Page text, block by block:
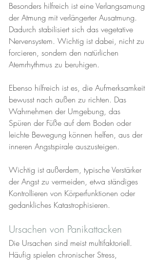
Besonders hilfreich ist eine Verlangsamung
der Atmung mit verlängerter Ausatmung.
Dadurch stabilisiert sich das vegetative
Nervensystem. Wichtig ist dabei, nicht zu
forcieren, sondern den natürlichen
Atemrhythmus zu beruhigen.
Ebenso hilfreich ist es, die Aufmerksamkeit
bewusst nach außen zu richten. Das
Wahrnehmen der Umgebung, das
Spüren der Füße auf dem Boden oder
leichte Bewegung können helfen, aus der
inneren Angstspirale auszusteigen.
Wichtig ist außerdem, typische Verstärker
der Angst zu vermeiden, etwa ständiges
Kontrollieren von Körperfunktionen oder
gedankliches Katastrophisieren.
Ursachen von Panikattacken
Die Ursachen sind meist multifaktoriell.
Häufig spielen chronischer Stress,